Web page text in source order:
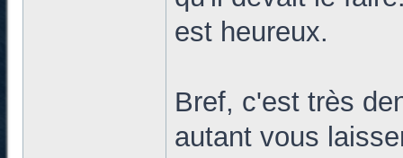
est heureux.
Bref, c'est très
autant vous